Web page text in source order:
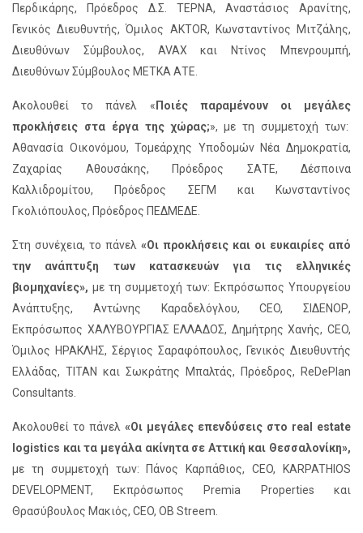
Περδικάρης, Πρόεδρος Δ.Σ. ΤΕΡΝΑ, Αναστάσιος Αρανίτης,
Γενικός Διευθυντής, Όμιλος AKTOR, Κωνσταντίνος Μιτζάλης,
Διευθύνων Σύμβουλος, AVAX και Ντίνος Μπενρουμπή,
Διευθύνων Σύμβουλος ΜΕΤΚΑ ΑΤΕ.
Ακολουθεί το πάνελ « Ποιές παραμένουν οι μεγάλες
προκλήσεις στα έργα της χώρας;», με τη συμμετοχή των:
Αθανασία Οικονόμου, Τομεάρχης Υποδομών Νέα Δημοκρατία,
Ζαχαρίας Αθουσάκης, Πρόεδρος ΣΑΤΕ, Δέσποινα
Καλλιδρομίτου, Πρόεδρος ΣΕΓΜ και Κωνσταντίνος
Γκολιόπουλος, Πρόεδρος ΠΕΔΜΕΔΕ.
Στη συνέχεια, το πάνελ «Οι προκλήσεις και οι ευκαιρίες από
την ανάπτυξη των κατασκευών για τις ελληνικές
βιομηχανίες», με τη συμμετοχή των: Εκπρόσωπος Υπουργείου
Ανάπτυξης, Αντώνης Καραδελόγλου, CEO, ΣΙΔΕΝΟΡ,
Εκπρόσωπος ΧΑΛΥΒΟΥΡΓΙΑΣ ΕΛΛΑΔΟΣ, Δημήτρης Χανής, CEO,
Όμιλος ΗΡΑΚΛΗΣ, Σέργιος Σαραφόπουλος, Γενικός Διευθυντής
Ελλάδας, ΤΙΤΑΝ και Σωκράτης Μπαλτάς, Πρόεδρος, ReDePlan
Consultants.
Ακολουθεί το πάνελ «Οι μεγάλες επενδύσεις στο real estate
logistics και τα μεγάλα ακίνητα σε Αττική και Θεσσαλονίκη»,
με τη συμμετοχή των: Πάνος Καρπάθιος, CEO, KARPATHIOS
DEVELOPMENT, Εκπρόσωπος Premia Properties και
Θρασύβουλος Μακιός, CEO, OB Streem.